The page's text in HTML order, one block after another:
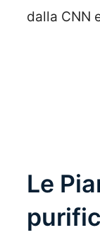
dalla CNN
Le